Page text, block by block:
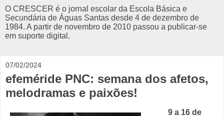
O CRESCER é o jornal escolar da Escola Básica e
Secundária de Águas Santas desde 4 de dezembro de
1984. A partir de novembro de 2010 passou a publicar-se
em suporte digital.
07/02/2024
efeméride PNC: semana dos afetos,
melodramas e paixões!
9 a 16 de